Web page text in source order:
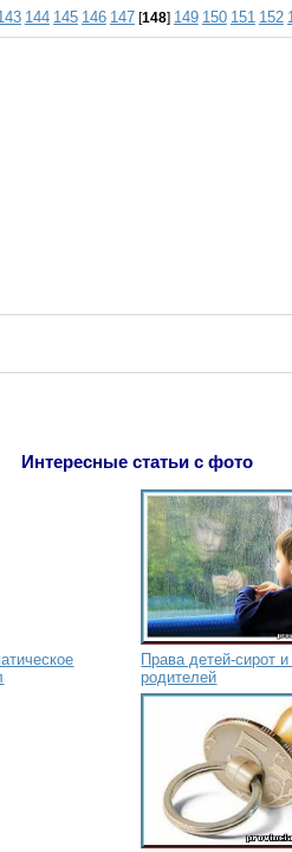
144 145 146 147[148] 149 150 151 152
Интересные статьи с фото
Права детей-сирот
родителей